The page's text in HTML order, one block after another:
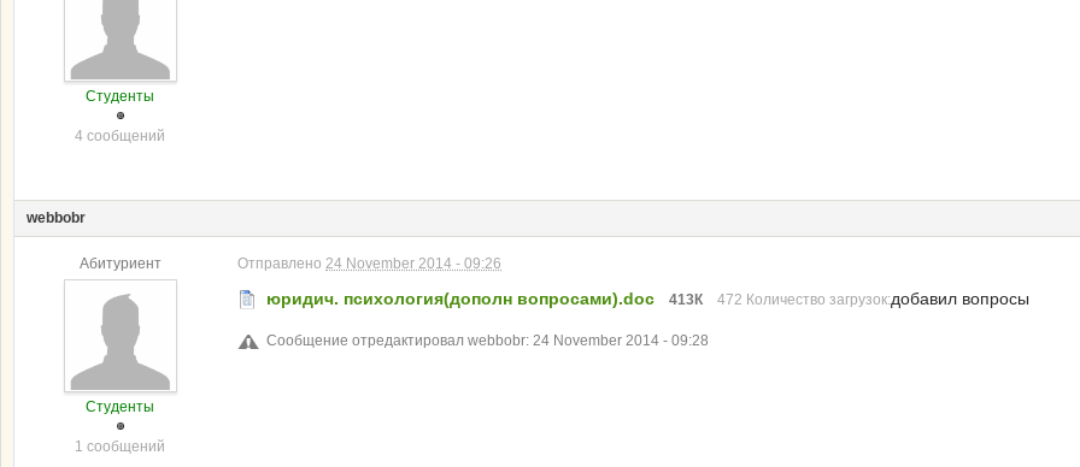
Студенты
4 сообщений
webbobr
Абитуриент
Студенты
1 сообщений
Отправлено 24 November 2014 - 09:26
юридич. психология(дополн вопросами).doc 413К 472 Количество загрузок:добавил вопросы
Сообщение отредактировал webbobr: 24 November 2014 - 09:28